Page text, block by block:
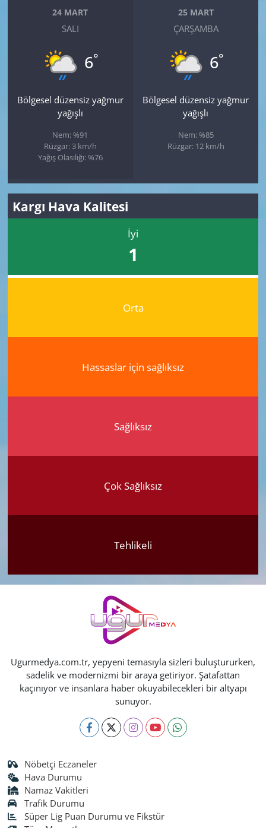
24 MART
SALI
6°
Bölgesel düzensiz yağmur
yağışlı
Nem: %91
Rüzgar: 3 km/h
Yağış Olasılığı: %76
25 MART
ÇARŞAMBA
6°
Bölgesel düzensiz yağmur
yağışlı
Nem: %85
Rüzgar: 12 km/h
Kargı Hava Kalitesi
İyi
1
Orta
Hassaslar için sağlıksız
Sağlıksız
Çok Sağlıksız
Tehlikeli
Ugurmedya.com.tr, yepyeni temasıyla sizleri buluştururken,
sadelik ve modernizmi bir araya getiriyor. Şatafattan
kaçınıyor ve insanlara haber okuyabilecekleri bir altyapı
sunuyor.
Nöbetçi Eczaneler
Hava Durumu
Namaz Vakitleri
Trafik Durumu
Süper Lig Puan Durumu ve Fikstür